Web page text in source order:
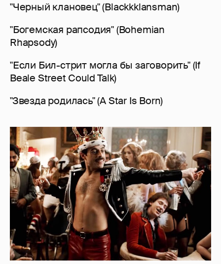
"Черный клановец" (Blackkklansman)
"Богемская рапсодия" (Bohemian
Rhapsody)
"Если Бил-стрит могла бы заговорить" (If
Beale Street Could Talk)
"Звезда родилась" (A Star Is Born)